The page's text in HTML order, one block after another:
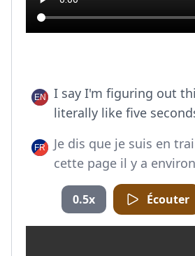
I say I'm figuring out
literally like five
Je dis que je suis en
cette page il y a
0.5x Écouter